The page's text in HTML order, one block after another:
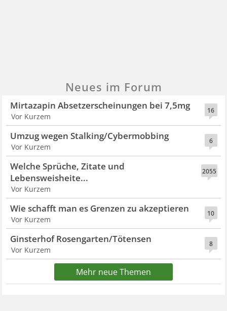
Neues im Forum
16
Mirtazapin Absetzerscheinungen bei 7,5mg
Vor Kurzem
6
Umzug wegen Stalking/Cybermobbing
Vor Kurzem
2055
Welche Sprüche, Zitate und
Lebensweisheite...
Vor Kurzem
10
Wie schafft man es Grenzen zu akzeptieren
Vor Kurzem
8
Ginsterhof Rosengarten/Tötensen
Vor Kurzem
Mehr neue Themen